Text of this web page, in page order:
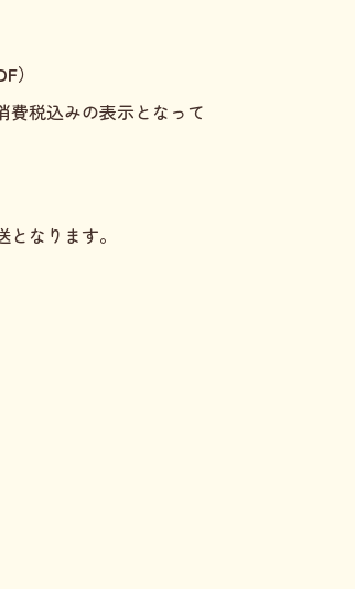
）
費税込みの表示となって
なります。